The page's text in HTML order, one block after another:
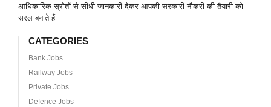
आधिकारिक स्रोतों से सीधी जानकारी देकर आपकी सरकारी नौकरी की तैयारी को
सरल बनाते हैं
CATEGORIES
Bank Jobs
Railway Jobs
Private Jobs
Defence Jobs